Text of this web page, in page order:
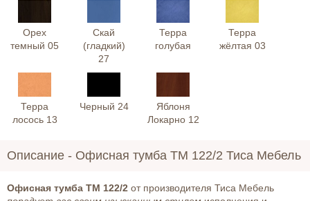
Орех
темный 05
Скай
(гладкий)
27
Терра
голубая
Терра
жёлтая 03
Терра
лосось 13
Черный 24
Яблоня
Локарно 12
Описание - Офисная тумба ТМ 122/2 Тиса Мебель
Офисная тумба ТМ 122/2 от производителя Тиса Мебель